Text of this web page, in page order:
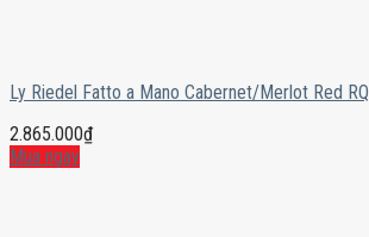
Ly Riedel Fatto a Mano Cabernet/Merlot Red RQ
2.865.000₫
Mua ngay